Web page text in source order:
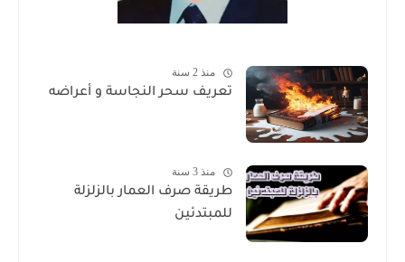
منذ 2 سنة
تعريف سحر النجاسة و أعراضه
منذ 3 سنة
طريقة صرف العمار بالزلزلة
للمبتدئين